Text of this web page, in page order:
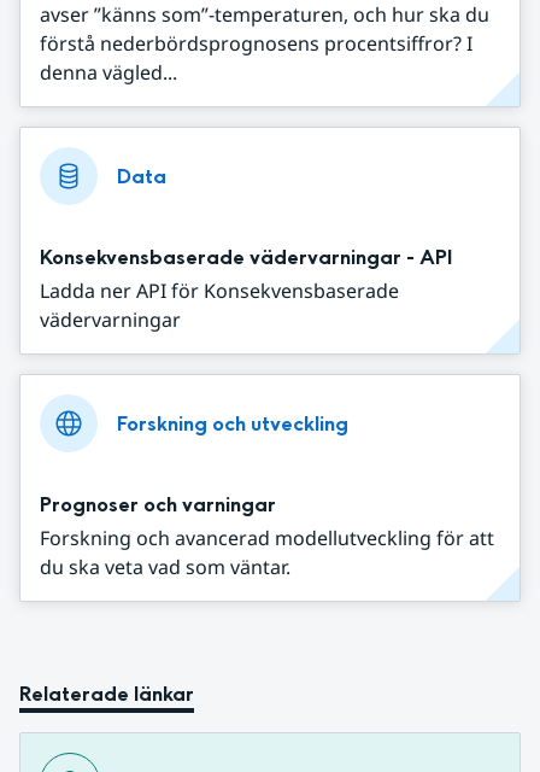
avser ”känns som”-temperaturen, och hur ska du
förstå nederbördsprognosens procentsiffror? I
denna vägled...
Data
Konsekvensbaserade vädervarningar - API
Ladda ner API för Konsekvensbaserade
vädervarningar
Forskning och utveckling
Prognoser och varningar
Forskning och avancerad modellutveckling för att
du ska veta vad som väntar.
Relaterade länkar